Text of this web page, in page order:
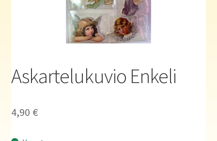
Askartelukuvio Enkeli
4,90 €